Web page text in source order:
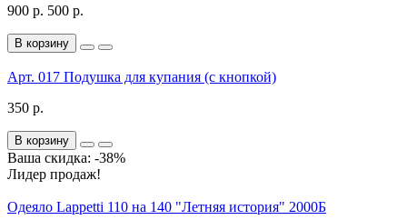
900 р. 500 р.
В корзину
Арт. 017 Подушка для купания (с кнопкой)
350 р.
В корзину
Ваша скидка: -38%
Лидер продаж!
Одеяло Lappetti 110 на 140 "Летняя история" 2000Б